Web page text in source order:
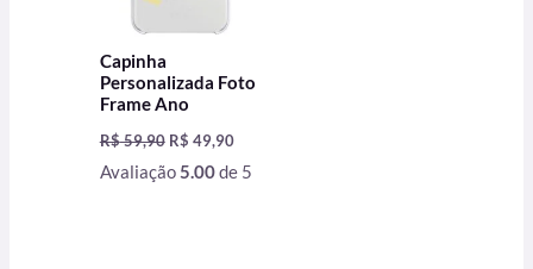
Capinha
Personalizada Foto
Frame Ano
R$59,90 R$ 49,90
Avaliação5.00de 5